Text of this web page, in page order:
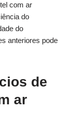
com ar
do
do
anteriores pode
de
ar